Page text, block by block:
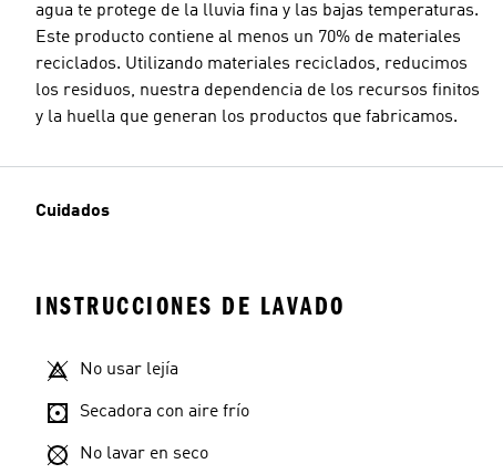
agua te protege de la lluvia fina y las bajas temperaturas.
Este producto contiene al menos un 70% de materiales
reciclados. Utilizando materiales reciclados, reducimos
los residuos, nuestra dependencia de los recursos finitos
y la huella que generan los productos que fabricamos.
Cuidados
INSTRUCCIONES DE LAVADO
No usar lejía
Secadora con aire frío
No lavar en seco